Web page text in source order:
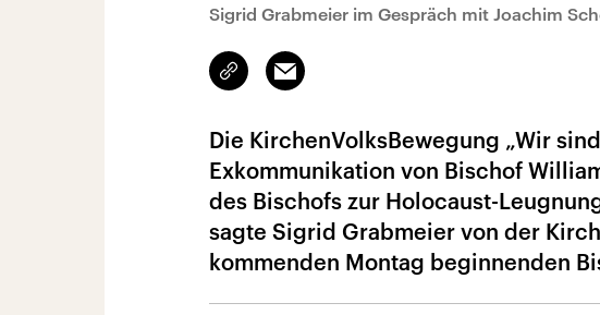
Sigrid Grabmeier im Gespräch mit Joachim
Link
kopieren/teilen
Email
Die KirchenVolksBewegung „Wir
Exkommunikation von Bischof
des Bischofs zur Holocaust-
sagte Sigrid Grabmeier von der
kommenden Montag beginnenden